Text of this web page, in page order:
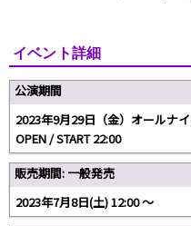
イベント詳細
公演期間
2023年9月29日（金）オールナ
OPEN / START 22:00
販売期間: 一般発売
2023年7月8日(土) 12:00 〜